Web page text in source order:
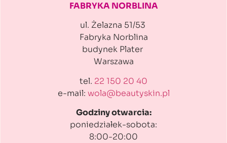
FABRYKA NORBLINA
ul. Żelazna 51/53
Fabryka Norblina
budynek Plater
Warszawa
tel. 22 150 20 40
e-mail: wola@beautyskin.pl
Godziny otwarcia:
poniedziałek-sobota:
8:00-20:00